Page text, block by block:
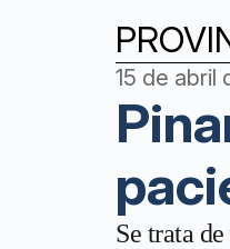
15 de abril
Se trata